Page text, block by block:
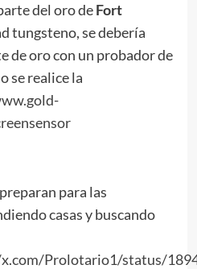
del oro deFort
tungsteno, se debería
de oro con un probador de
se realice la
para las
casas y buscando
Prolotario1/status/